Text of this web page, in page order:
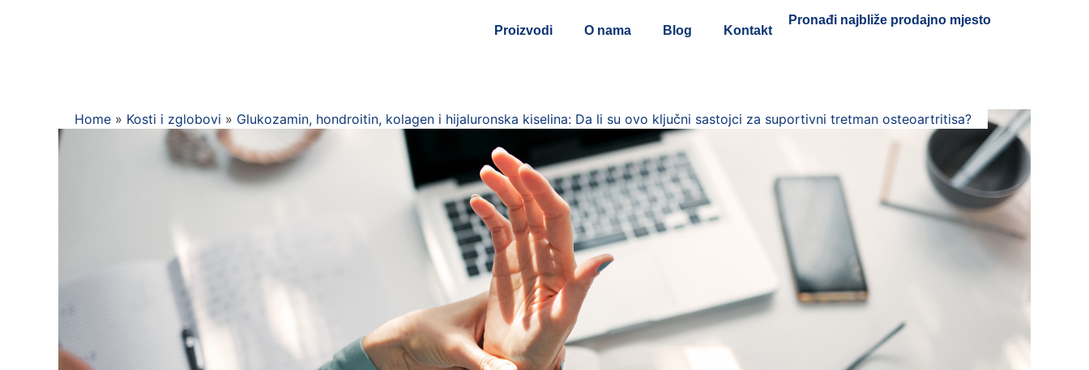
Proizvodi O nama Blog Kontakt
Pronađi najbliže prodajno mjesto
Home » Kosti i zglobovi » Glukozamin, hondroitin, kolagen i hijaluronska kiselina: Da li su ovo ključni sastojci za suportivni tretman osteoartritisa?